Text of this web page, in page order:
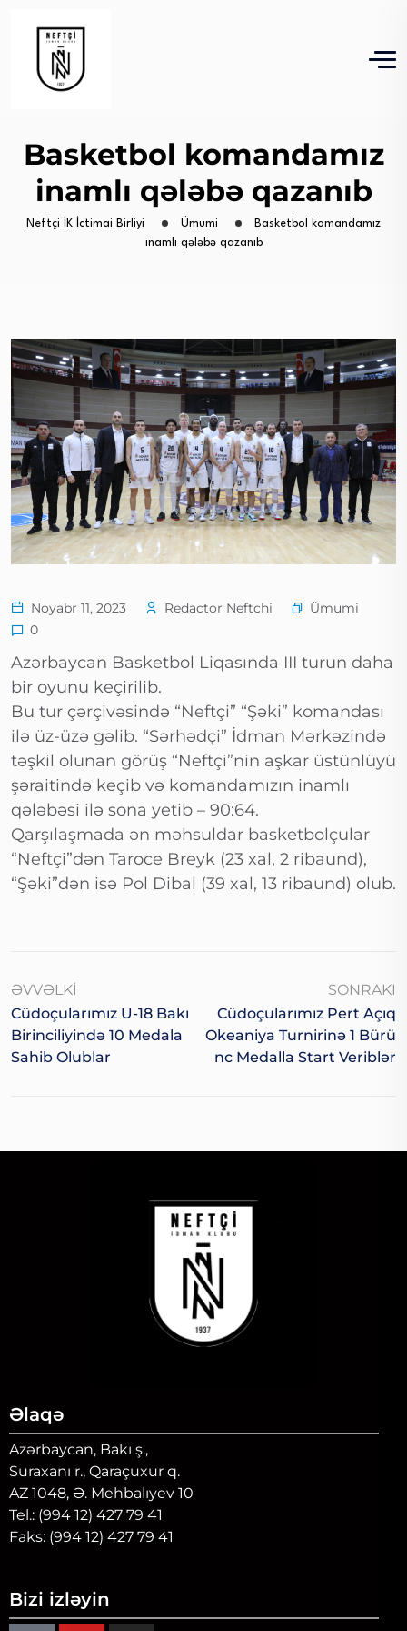
Basketbol komandamız
inamlı qələbə qazanıb
Neftçi İK İctimai Birliyi Ümumi
Basketbol komandamız
inamlı qələbə qazanıb
Noyabr 11, 2023 Redactor Neftchi
Ümumi
0
Azərbaycan Basketbol Liqasında III turun daha
bir oyunu keçirilib.
Bu tur çərçivəsində “Neftçi” “Şəki” komandası
ilə üz-üzə gəlib. “Sərhədçi” İdman Mərkəzində
təşkil olunan görüş “Neftçi”nin aşkar üstünlüyü
şəraitində keçib və komandamızın inamlı
qələbəsi ilə sona yetib – 90:64.
Qarşılaşmada ən məhsuldar basketbolçular
“Neftçi”dən Taroce Breyk (23 xal, 2 ribaund),
“Şəki”dən isə Pol Dibal (39 xal, 13 ribaund) olub.
ƏVVƏLKI
Cüdoçularımız U-18 Bakı
Birinciliyində 10 Medala
Sahib Olublar
SONRAKI
Cüdoçularımız Pert Açıq
Okeaniya Turnirinə 1 Bürü
Nc Medalla Start Veriblər
Əlaqə
Azərbaycan, Bakı ş.,
Suraxanı r., Qaraçuxur q.
AZ 1048, Ə. Mehbalıyev 10
Tel.: (994 12) 427 79 41
Faks: (994 12) 427 79 41
Bizi izləyin